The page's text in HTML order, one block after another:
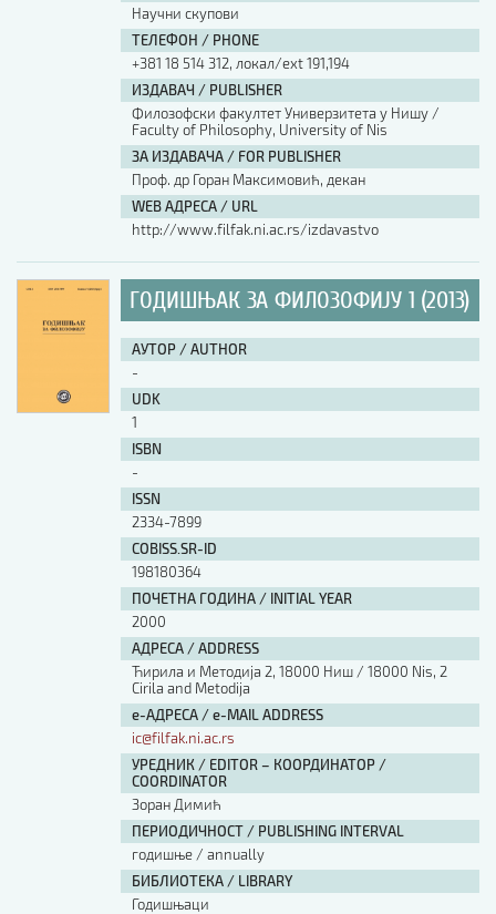
АУТОР / AUTHOR
DOI
Научни скупови
ТЕЛЕФОН / PHONE
+381 18 514 312, локал/ext 191,194
ИЗДАВАЧ / PUBLISHER
Филозофски факултет Универзитета у Нишу /
Faculty of Philosophy, University of Nis
ЗА ИЗДАВАЧА / FOR PUBLISHER
Проф. др Горан Максимовић, декан
WEB АДРЕСА / URL
http://www.filfak.ni.ac.rs/izdavastvo
ГОДИШЊАК ЗА ФИЛОЗОФИЈУ 1 (2013)
АУТОР / AUTHOR
-
UDK
1
ISBN
-
ISSN
2334-7899
COBISS.SR-ID
198180364
ПОЧЕТНА ГОДИНА / INITIAL YEAR
2000
АДРЕСА / ADDRESS
Ћирила и Методија 2, 18000 Ниш / 18000 Nis, 2
Cirila and Metodija
е-АДРЕСА / e-MAIL ADDRESS
ic@filfak.ni.ac.rs
УРЕДНИК / EDITOR – КООРДИНАТОР /
COORDINATOR
Зоран Димић
ПЕРИОДИЧНОСТ / PUBLISHING INTERVAL
годишње / annually
БИБЛИОТЕКА / LIBRARY
Годишњаци